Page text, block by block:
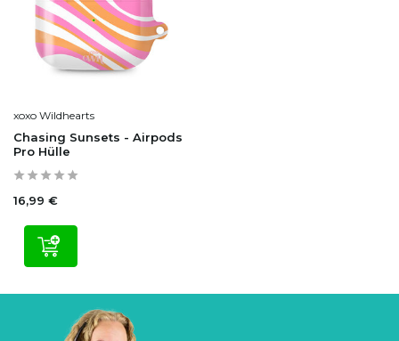
xoxo Wildhearts
Chasing Sunsets - Airpods
Pro Hülle
16,99 €